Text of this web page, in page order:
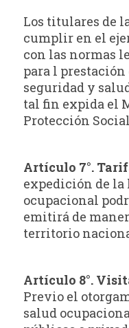
Los titulares de
cumplir en el
con las normas
para l
seguridad y
tal fin expida el
Protección
Artículo 7°.
expedición de
ocupacional
emitirá de
territorio
Artículo 8°.
Previo el
salud